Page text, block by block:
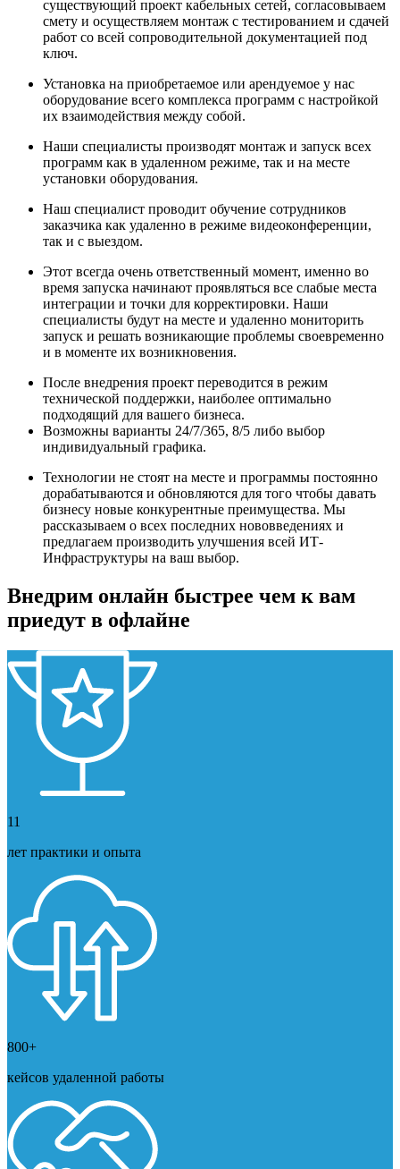
существующий проект кабельных сетей, согласовываем
смету и осуществляем монтаж с тестированием и сдачей
работ со всей сопроводительной документацией под
ключ.
Установка на приобретаемое или арендуемое у нас
оборудование всего комплекса программ с настройкой
их взаимодействия между собой.
Наши специалисты производят монтаж и запуск всех
программ как в удаленном режиме, так и на месте
установки оборудования.
Наш специалист проводит обучение сотрудников
заказчика как удаленно в режиме видеоконференции,
так и с выездом.
Этот всегда очень ответственный момент, именно во
время запуска начинают проявляться все слабые места
интеграции и точки для корректировки. Наши
специалисты будут на месте и удаленно мониторить
запуск и решать возникающие проблемы своевременно
и в моменте их возникновения.
После внедрения проект переводится в режим
технической поддержки, наиболее оптимально
подходящий для вашего бизнеса.
Возможны варианты 24/7/365, 8/5 либо выбор
индивидуальный графика.
Технологии не стоят на месте и программы постоянно
дорабатываются и обновляются для того чтобы давать
бизнесу новые конкурентные преимущества. Мы
рассказываем о всех последних нововведениях и
предлагаем производить улучшения всей ИТ-
Инфраструктуры на ваш выбор.
Внедрим онлайн быстрее чем к вам
приедут в офлайне
11
лет практики и опыта
800+
кейсов удаленной работы